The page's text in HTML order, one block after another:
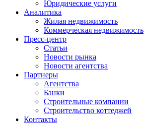
Юридические услуги
Аналитика
Жилая недвижимость
Коммерческая недвижимость
Пресс-центр
Статьи
Новости рынка
Новости агентства
Партнеры
Агентства
Банки
Строительные компании
Строительство коттеджей
Контакты